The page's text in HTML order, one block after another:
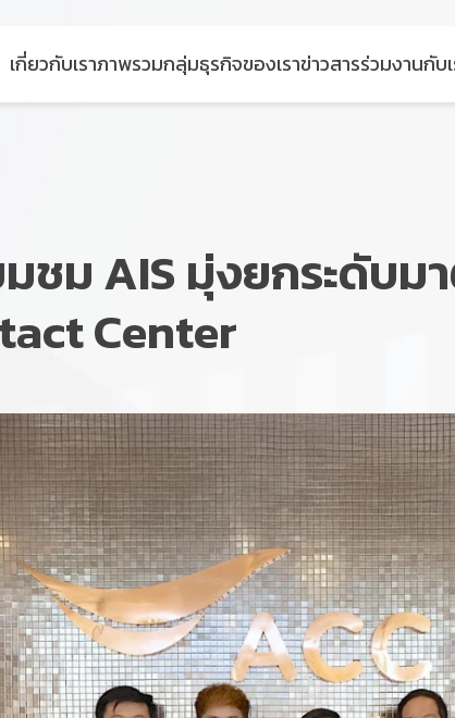
เกี่ยวกับเราภาพรวมกลุ่มธุรกิจของเราข่าวสารร่วมงานกับ
มชม AIS มุ่งยกระดับม
Center